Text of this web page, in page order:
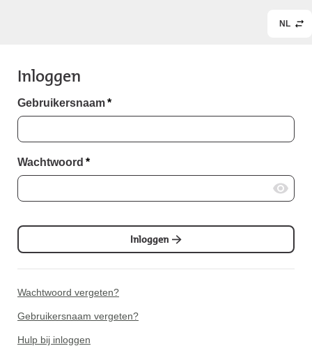
NL
Inloggen
Gebruikersnaam*
Wachtwoord *
Inloggen
Wachtwoord vergeten?
Gebruikersnaam vergeten?
Hulp bij inloggen